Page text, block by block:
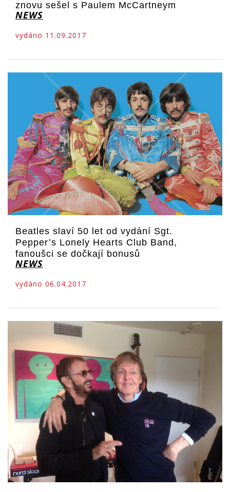
znovu sešel s Paulem McCartneym
NEWS
vydáno 11.09.2017
Beatles slaví 50 let od vydání Sgt.
Pepper’s Lonely Hearts Club Band,
fanoušci se dočkají bonusů
NEWS
vydáno 06.04.2017